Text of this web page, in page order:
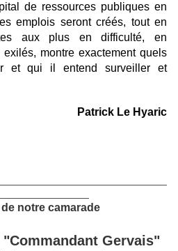
de ressources publiques en
emplois seront créés, tout en
aux plus en difficulté, en
montre exactement quels
et qui il entend surveiller et
Patrick Le Hyaric
notre camarade
"Commandant Gervais"